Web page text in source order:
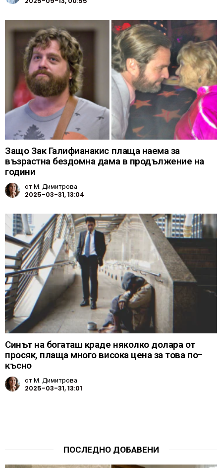
Защо Зак Галифианакис плаща наема за
възрастна бездомна дама в продължение на
години
отМ. Димитрова
2025-03-31, 13:04
Синът на богаташ краде няколко долара от
просяк, плаща много висока цена за това по-
късно
отМ. Димитрова
2025-03-31, 13:01
ПОСЛЕДНО ДОБАВЕНИ